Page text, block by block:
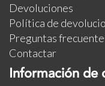
Devoluciones
Política de
Preguntas
Contactar
Información de